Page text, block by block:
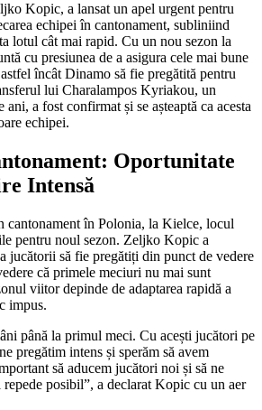
Kopic, a lansat un apel urgent pentru
echipei în cantonament, subliniind
lotul cât mai rapid. Cu un nou sezon la
cu presiunea de a asigura cele mai bune
încât Dinamo să fie pregătită pentru
lui Charalampos Kyriakou, un
a fost confirmat și se așteaptă ca acesta
echipei.
Oportunitate
Intensă
cantonament în Polonia, la Kielce, locul
pentru noul sezon. Zeljko Kopic a
jucătorii să fie pregătiți din punct de vedere
că primele meciuri nu mai sunt
viitor depinde de adaptarea rapidă a
impus.
până la primul meci. Cu acești jucători pe
pregătim intens și sperăm să avem
să aducem jucători noi și să ne
posibil”, a declarat Kopic cu un aer